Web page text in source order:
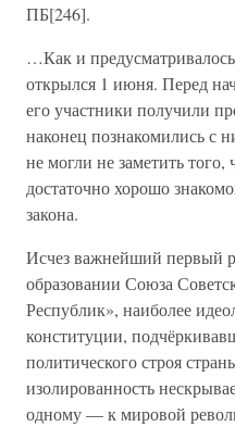
ПБ[246].
…Как и
открылся 1 июня. Перед
его участники получили
наконец познакомились с
не могли не заметить того,
достаточно хорошо
закона.
Исчез важнейший первый
образовании Союза
Республик», наиболее
конституции,
политического строя
изолированность
одному — к мировой